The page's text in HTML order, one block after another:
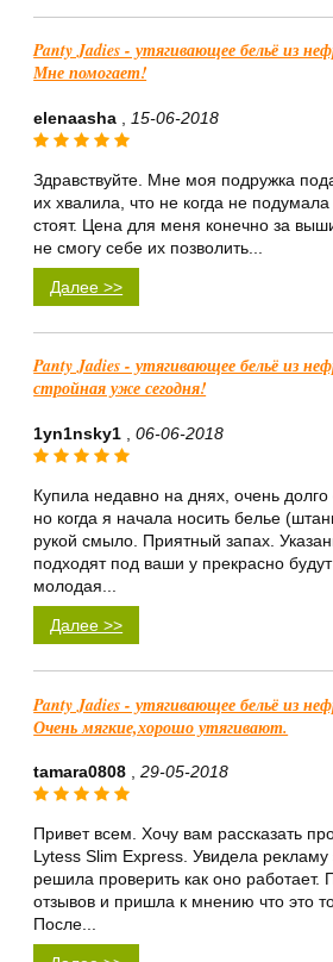
Panty Jadies - утягивающее бельё из
Мне помогает!
elenaasha 15-06-2018
Здравствуйте. Мне моя подружка
их хвалила, что не когда не подумала
стоят. Цена для меня конечно за
не смогу себе их позволить...
Далее >>
Panty Jadies - утягивающее бельё из
стройная уже сегодня!
1yn1nsky1 ,06-06-2018
Купила недавно на днях, очень долго
но когда я начала носить белье
рукой смыло. Приятный запах.
подходят под ваши у прекрасно
молодая...
Далее >>
Panty Jadies - утягивающее бельё из
Очень мягкие,хорошо утягивают.
tamara0808 ,29-05-2018
Привет всем. Хочу вам рассказать
Lytess Slim Express. Увидела рекламу
решила проверить как оно работает.
отзывов и пришла к мнению что это
После...